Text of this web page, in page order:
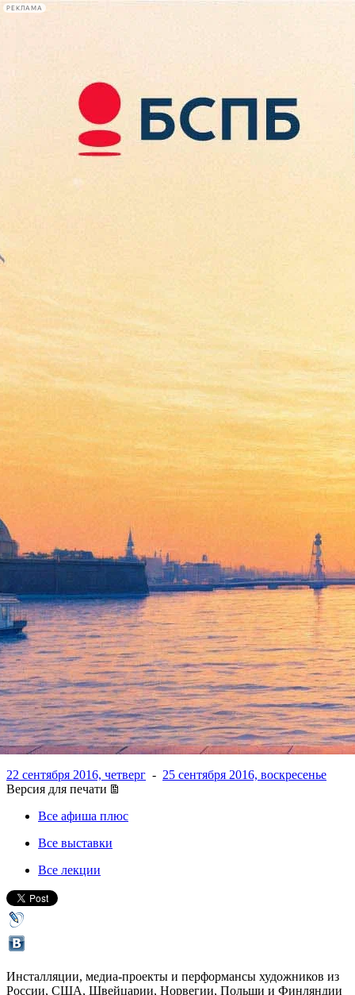
РЕКЛАМА
Сегодня:
2026.08.10
11:46
Афиша Plus
Фестиваль «Арт-проспект»:
экскурсии в электричках и
портал в альтернативную
реальность
22 сентября 2016, четверг - 25 сентября 2016, воскресенье
Версия для печати
Все афиша плюс
Все выставки
Все лекции
Инсталляции, медиа-проекты и перформансы художников из
России, США, Швейцарии, Норвегии, Польши и Финляндии